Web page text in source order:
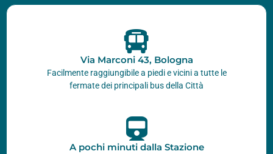
Via Marconi 43, Bologna
Facilmente raggiungibile a piedi e vicini a tutte le
fermate dei principali bus della Città
A pochi minuti dalla Stazione